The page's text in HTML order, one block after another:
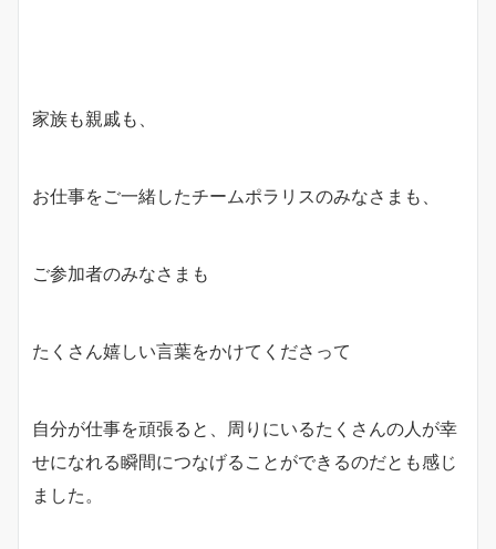
家族も親戚も、
お仕事をご一緒したチームポラリスのみなさまも、
ご参加者のみなさまも
たくさん嬉しい言葉をかけてくださって
自分が仕事を頑張ると、周りにいるたくさんの人が幸
せになれる瞬間につなげることができるのだとも感じ
ました。